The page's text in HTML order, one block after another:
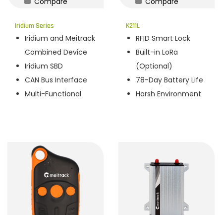
Iridium Series
Iridium and Meitrack
Combined Device
Iridium SBD
CAN Bus Interface
Multi-Functional
K211L
RFID Smart Lock
Built-in LoRa
(Optional)
78-Day Battery Life
Harsh Environment